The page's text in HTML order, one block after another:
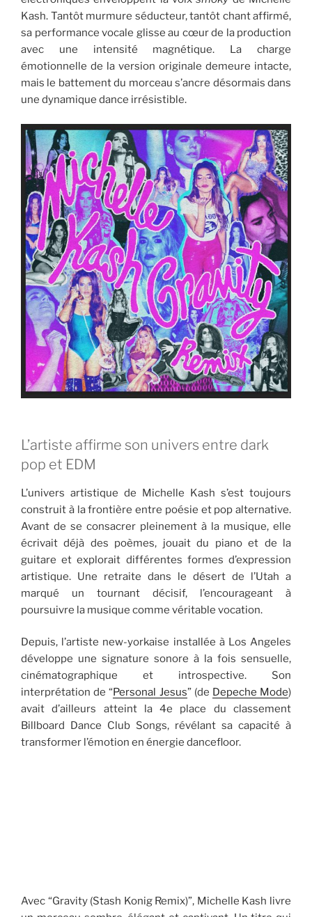
Kash. Tantôt murmure séducteur, tantôt chant affirmé,
sa performance vocale glisse au cœur de la production
avec une intensité magnétique. La charge
émotionnelle de la version originale demeure intacte,
mais le battement du morceau s’ancre désormais dans
une dynamique dance irrésistible.
L’artiste affirme son univers entre dark
pop et EDM
L’univers artistique de Michelle Kash s’est toujours
construit à la frontière entre poésie et pop alternative.
Avant de se consacrer pleinement à la musique, elle
écrivait déjà des poèmes, jouait du piano et de la
guitare et explorait différentes formes d’expression
artistique. Une retraite dans le désert de l’Utah a
marqué un tournant décisif, l’encourageant à
poursuivre la musique comme véritable vocation.
Depuis, l’artiste new-yorkaise installée à Los Angeles
développe une signature sonore à la fois sensuelle,
cinématographique et introspective. Son
interprétation de “Personal Jesus” (de Depeche Mode)
avait d’ailleurs atteint la 4e place du classement
Billboard Dance Club Songs, révélant sa capacité à
transformer l’émotion en énergie dancefloor.
Avec “Gravity (Stash Konig Remix)”, Michelle Kash livre